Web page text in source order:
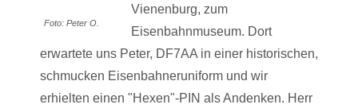
Foto: Peter O.
Vienenburg, zum
Eisenbahnmuseum. Dort
erwartete uns Peter, DF7AA in einer historischen,
schmucken Eisenbahneruniform und wir
erhielten einen "Hexen"-PIN als Andenken. Herr